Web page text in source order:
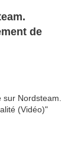
de